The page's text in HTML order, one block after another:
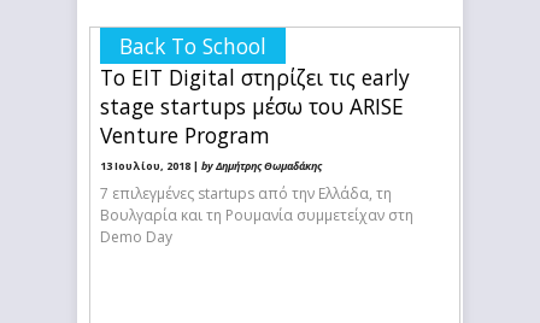
Back To School
To EIT Digital στηρίζει τις early
stage startups μέσω του ARISE
Venture Program
13 Ιουλίου, 2018 | by Δημήτρης Θωμαδάκης
7 επιλεγμένες startups από την Ελλάδα, τη
Βουλγαρία και τη Ρουμανία συμμετείχαν στη
Demo Day